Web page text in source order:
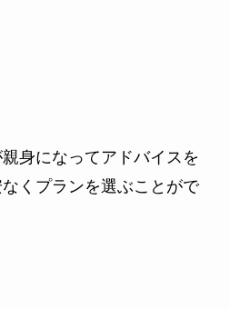
身になってアドバイスを
くプランを選ぶことがで